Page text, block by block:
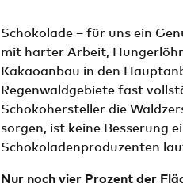
Schokolade – für uns ein
mit harter Arbeit,
Kakaoanbau in den
Regenwaldgebiete fast
Schokohersteller die
sorgen, ist keine Besserung
Schokoladenproduzenten
Nur noch vier Prozent der